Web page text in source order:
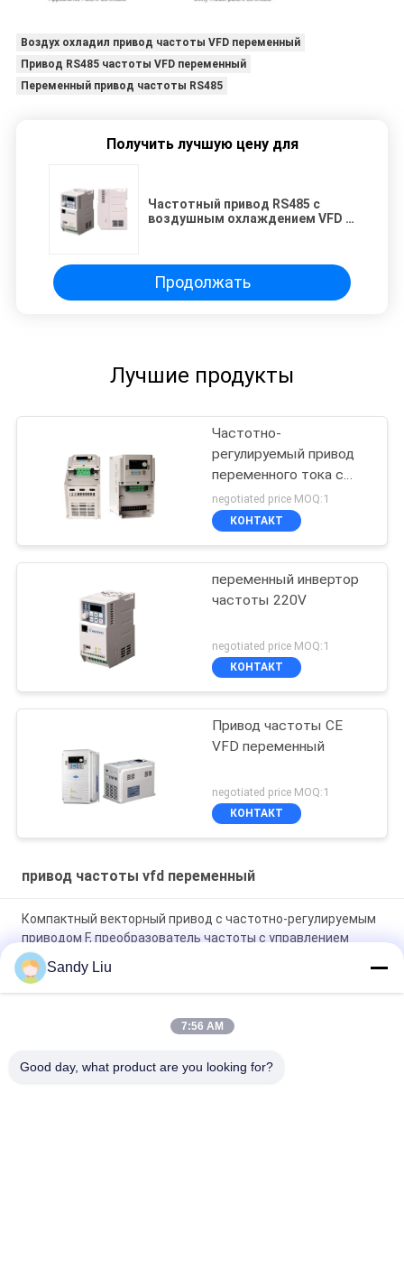
Воздух охладил привод частоты VFD переменный
Привод RS485 частоты VFD переменный
Переменный привод частоты RS485
Получить лучшую цену для
Частотный привод RS485 с
воздушным охлаждением VFD с
Продолжать
Лучшие продукты
Частотно-
регулируемый привод
переменного тока с
цифровой настройкой
negotiated price MOQ:1
КОНТАКТ
переменный инвертор
частоты 220V
negotiated price MOQ:1
КОНТАКТ
Привод частоты CE
VFD переменный
negotiated price MOQ:1
КОНТАКТ
привод частоты vfd переменный
Компактный векторный привод с частотно-регулируемым
приводом F, преобразователь частоты с управлением
разделением
Частотно-регулируемый преобразователь частоты 400
кВт Интерфейсы связи CANBUS
Drive OEM Векторный частотный инвертор
Sandy Liu
7:56 AM
Good day, what product are you looking for?